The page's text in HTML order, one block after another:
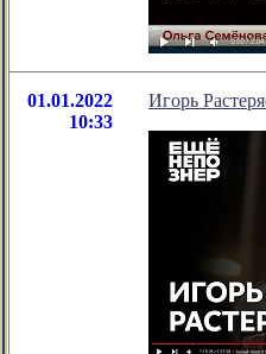
01.01.2022
10:33
Игорь